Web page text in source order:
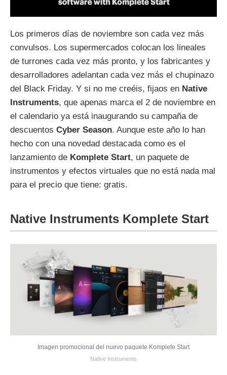
Los primeros días de noviembre son cada vez más
convulsos. Los supermercados colocan los lineales
de turrones cada vez más pronto, y los fabricantes y
desarrolladores adelantan cada vez más el chupinazo
del Black Friday. Y si no me creéis, fijaos en Native
Instruments, que apenas marca el 2 de noviembre en
el calendario ya está inaugurando su campaña de
descuentos Cyber Season. Aunque este año lo han
hecho con una novedad destacada como es el
lanzamiento de Komplete Start, un paquete de
instrumentos y efectos virtuales que no está nada mal
para el precio que tiene: gratis.
Native Instruments Komplete Start
Imagen promocional del nuevo paquete Komplete Start
Native Instruments